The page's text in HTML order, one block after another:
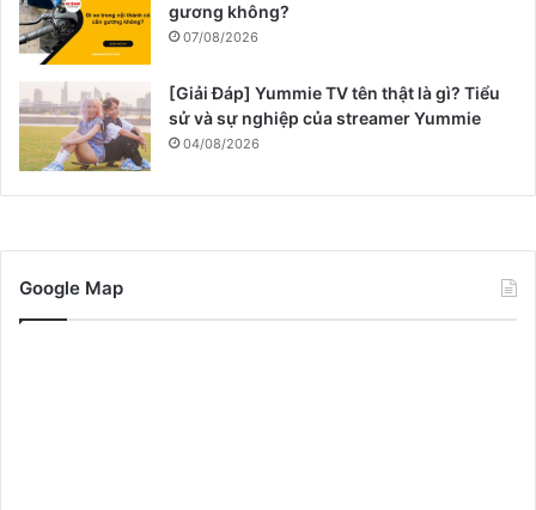
gương không?
07/08/2026
[Giải Đáp] Yummie TV tên thật là gì? Tiểu
sử và sự nghiệp của streamer Yummie
04/08/2026
Google Map